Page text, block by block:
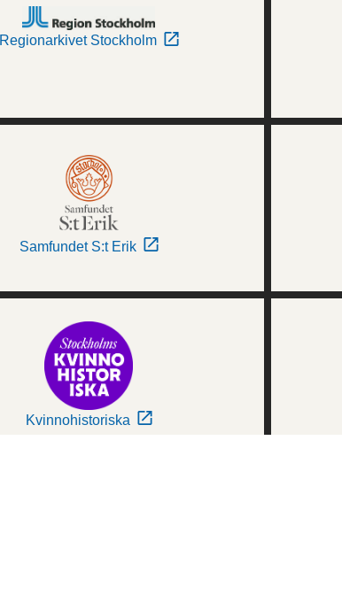
Regionarkivet Stockholm
Samfundet S:t Erik
Kvinnohistoriska